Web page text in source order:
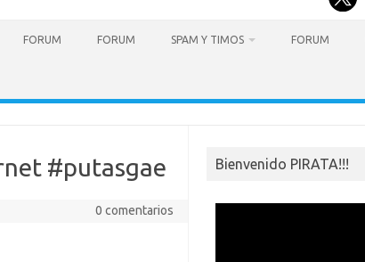
FORUM FORUM SPAM Y TIMOS FORUM
#putasgae
0 comentarios
Bienvenido PIRATA!!!